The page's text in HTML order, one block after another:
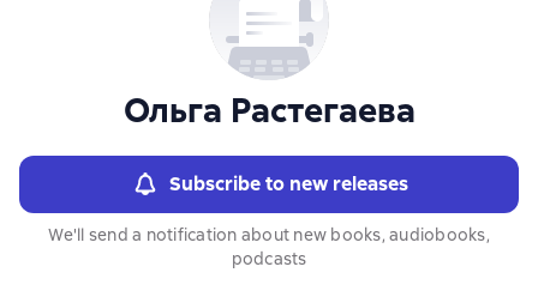
Ольга Растегаева
Subscribe to new releases
We'll send a notification about new books, audiobooks,
podcasts